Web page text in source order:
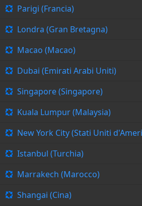
Parigi (Francia)
Londra (Gran Bretagna)
Macao (Macao)
Dubai (Emirati Arabi Uniti)
Singapore (Singapore)
Kuala Lumpur (Malaysia)
New York City (Stati Uniti
Istanbul (Turchia)
Marrakech (Marocco)
Shangai (Cina)